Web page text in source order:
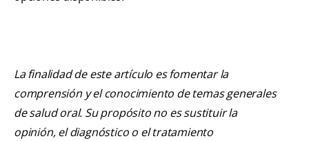
La finalidad de este artículo es fomentar la
comprensión y el conocimiento de temas generales
de salud oral. Su propósito no es sustituir la
opinión, el diagnóstico o el tratamiento